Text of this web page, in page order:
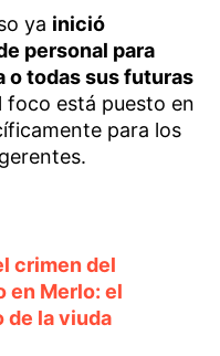
ya inició
personal para
o todas sus futuras
foco está puesto en
para los
crimen del
en Merlo: el
de la viuda